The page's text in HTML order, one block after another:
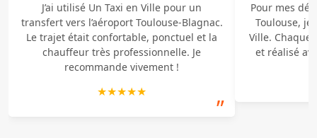
J’ai utilisé Un Taxi en Ville pour un
transfert vers l’aéroport Toulouse-Blagnac.
Le trajet était confortable, ponctuel et la
chauffeur très professionnelle. Je
recommande vivement !
★★★★★
”
Pour mes
Toulouse, je
Ville. Chaque
et réalisé